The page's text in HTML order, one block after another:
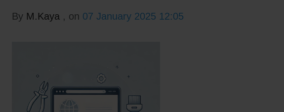
By M.Kaya , on 07 January 2025 12:05